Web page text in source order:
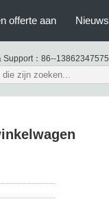
offerte aan Nieuws
Support： 86--13862347575